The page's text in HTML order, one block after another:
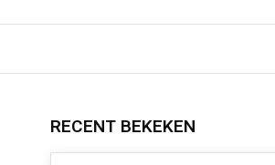
RECENT BEKEKEN